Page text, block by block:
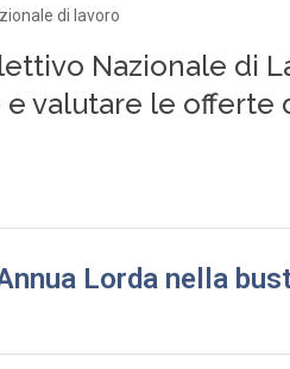
Lorda nella